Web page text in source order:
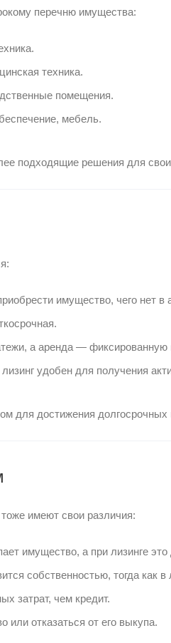
перечню имущества:
техника.
помещения.
мебель.
подходящие решения для
имущество, чего нет в
а аренда — фиксированную
удобен для получения
для достижения долгосрочных
имеют свои различия:
имущество, а при лизинге это
собственностью, тогда как
затрат, чем кредит.
или отказаться от его выкупа.